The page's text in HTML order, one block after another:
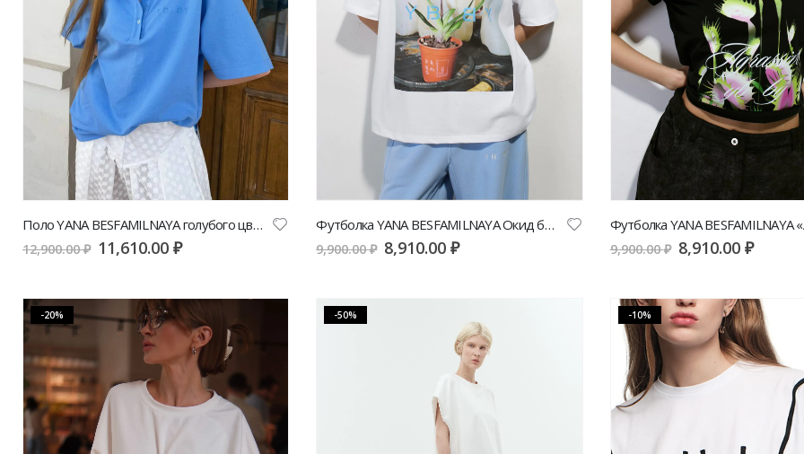
Поло YANA BESFAMILNAYA голубого цвета с белой манишкой | VERESK studio
12,900.00₽ 11,610.00₽
Футболка YANA BESFAMILNAYA Окид белого цвета | VERESK studio
9,900.00₽ 8,910.00₽ 9,900.00₽ 8,910.00 ₽
-20% -50% -10%